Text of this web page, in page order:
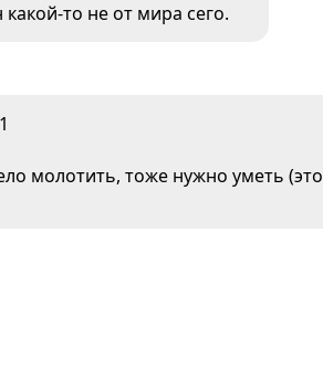
то не от мира сего.
молотить, тоже нужно уметь (это